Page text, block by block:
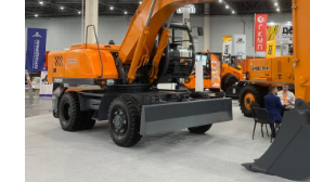
Информационная безопасность
Информация для детей-сирот
Памятные даты военной истории
Пожарная безопасность
Программа воспитания
Противодействие терроризму